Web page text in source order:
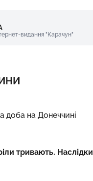
видання "Карачун"
доба на Донеччині
тривають. Наслідки